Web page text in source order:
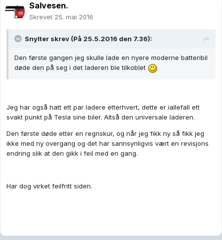
Salvesen.
Skrevet 25. mai 2016
Snylter skrev (På 25.5.2016 den 7.36):
Den første gangen jeg skulle lade en nyere moderne batteribil
døde den på seg i det laderen ble tilkoblet
Jeg har også hatt ett par ladere etterhvert, dette er iallefall ett
svakt punkt på Tesla sine biler. Altså den universale laderen.
Den første døde etter en regnskur, og når jeg fikk ny så fikk jeg
ikke med ny overgang og det har sannsynligvis vært en revisjons
endring slik at den gikk i feil med en gang.
Har dog virket feilfritt siden.